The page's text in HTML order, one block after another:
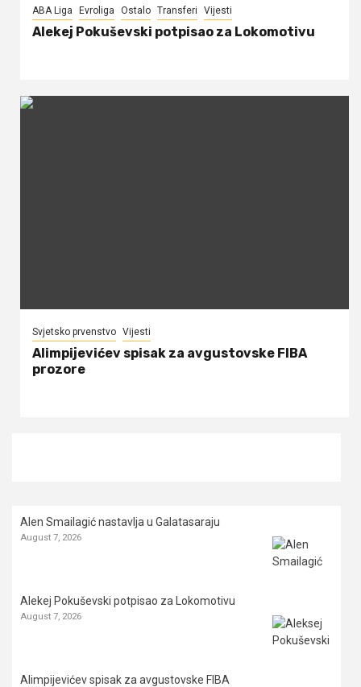
ABA Liga Evroliga Ostalo Transferi Vijesti
Alekej Pokuševski potpisao za Lokomotivu
Svjetsko prvenstvo Vijesti
Alimpijevićev spisak za avgustovske FIBA
prozore
Alen Smailagić nastavlja u Galatasaraju
August 7, 2026
Alekej Pokuševski potpisao za Lokomotivu
August 7, 2026
Alimpijevićev spisak za avgustovske FIBA